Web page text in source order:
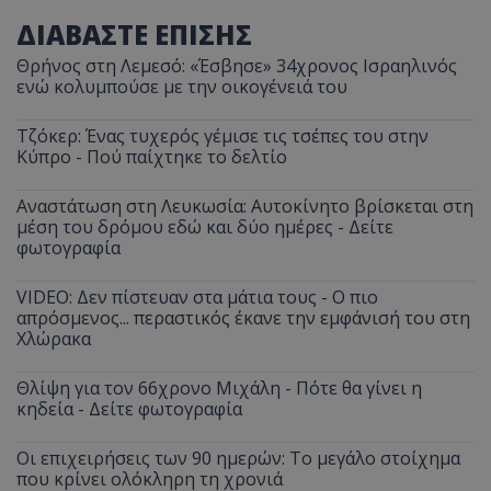
ΔΙΑΒΑΣΤΕ ΕΠΙΣΗΣ
Θρήνος στη Λεμεσό: «Έσβησε» 34χρονος Ισραηλινός
ενώ κολυμπούσε με την οικογένειά του
Τζόκερ: Ένας τυχερός γέμισε τις τσέπες του στην
Κύπρο - Πού παίχτηκε το δελτίο
Αναστάτωση στη Λευκωσία: Αυτοκίνητο βρίσκεται στη
μέση του δρόμου εδώ και δύο ημέρες - Δείτε
φωτογραφία
VIDEO: Δεν πίστευαν στα μάτια τους - Ο πιο
απρόσμενος... περαστικός έκανε την εμφάνισή του στη
Χλώρακα
Θλίψη για τον 66χρονο Μιχάλη - Πότε θα γίνει η
κηδεία - Δείτε φωτογραφία
Οι επιχειρήσεις των 90 ημερών: Το μεγάλο στοίχημα
που κρίνει ολόκληρη τη χρονιά